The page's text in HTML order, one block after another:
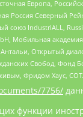
Европа,
Россия Северный
союз IndustriALL,
Мобильная
Открытый
Свобод, Фонд
Фридом Хаус,
7756/
функции